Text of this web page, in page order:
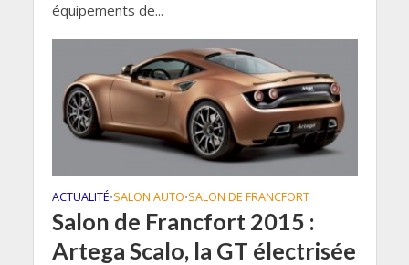
équipements de...
ACTUALITÉ•SALON AUTO•SALON DE FRANCFORT
Salon de Francfort 2015 :
Artega Scalo, la GT électrisée